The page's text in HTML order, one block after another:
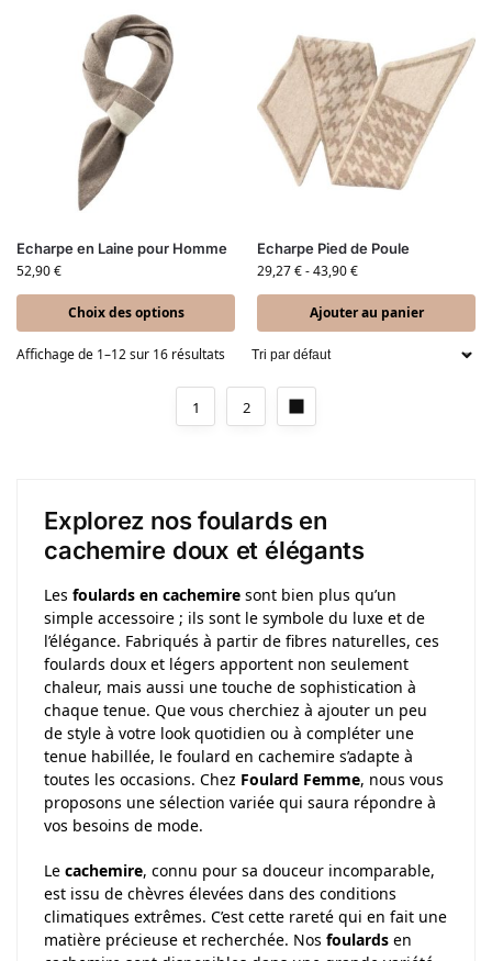
Echarpe en Laine pour Homme
52,90€
Choix des options
Echarpe Pied de Poule
29,27€-43,90€
Ajouter au panier
Affichage de 1–12 sur 16 résultats
1 2
Explorez nos foulards en
cachemire doux et élégants
Les foulards en cachemire sont bien plus qu’un
simple accessoire ; ils sont le symbole du luxe et de
l’élégance. Fabriqués à partir de fibres naturelles, ces
foulards doux et légers apportent non seulement
chaleur, mais aussi une touche de sophistication à
chaque tenue. Que vous cherchiez à ajouter un peu
de style à votre look quotidien ou à compléter une
tenue habillée, le foulard en cachemire s’adapte à
toutes les occasions. Chez Foulard Femme, nous vous
proposons une sélection variée qui saura répondre à
vos besoins de mode.
Le cachemire, connu pour sa douceur incomparable,
est issu de chèvres élevées dans des conditions
climatiques extrêmes. C’est cette rareté qui en fait une
matière précieuse et recherchée. Nos foulards en